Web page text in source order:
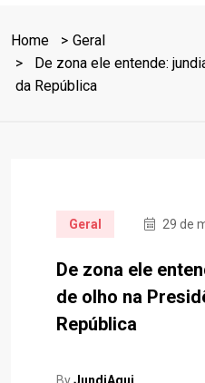
Home
Geral
De zona ele entende:
da República
Geral 29 de
De zona ele
de olho na
República
ByJundiAqui